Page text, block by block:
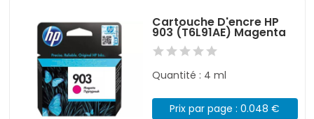
Cartouche D'encre HP
903 (T6L91AE) Magenta
Quantité : 4 ml
Prix par page : 0.048 €